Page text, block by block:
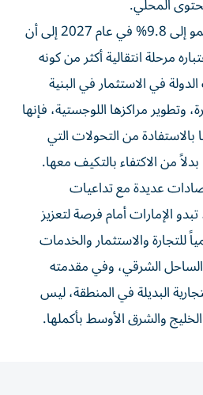
وتشير التوقعات، بعودة النمو إلى 9.8% في عام 2027 إلى أن
مرحلة انتقالية أكثر من كونه
في الاستثمار في البنية
وتطوير مراكزها اللوجستية، فإنها
من التحولات التي
من الاكتفاء بالتكيف معها.
عديدة مع تداعيات
الإمارات أمام فرصة لتعزيز
للتجارة والاستثمار والخدمات
الشرقي، وفي مقدمته
البديلة في المنطقة، ليس
والشرق الأوسط بأكملها.